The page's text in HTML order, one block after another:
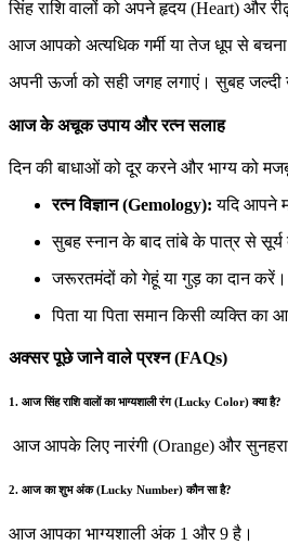
सिंह राशि वालों को अपने हृदय (Heart) और
आज आपको अत्यधिक गर्मी या तेज धूप से बचना
अपनी ऊर्जा को सही जगह लगाएं। सुबह
आज के अचूक उपाय और रत्न सलाह
दिन की बाधाओं को दूर करने और भाग्य को
रत्न विज्ञान (Gemology): यदि आपने
सुबह स्नान के बाद तांबे के पात्र से
जरूरतमंदों को गेहूं या गुड़ का दान करें।
पिता या पिता समान किसी व्यक्ति का
अक्सर पूछे जाने वाले प्रश्न (FAQs)
1. आज सिंह राशि वालों का भाग्यशाली रंग (Lucky Color) क्या है?
आज आपके लिए नारंगी (Orange) और
2. आज का शुभ अंक (Lucky Number) कौन सा है?
आज आपका भाग्यशाली अंक 1 और 9 है।